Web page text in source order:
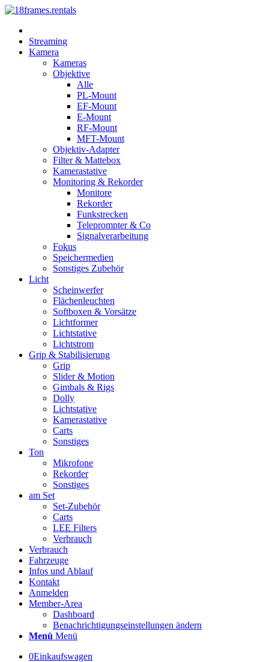
Streaming
Kamera
Kameras
Objektive
Alle
PL-Mount
EF-Mount
E-Mount
RF-Mount
MFT-Mount
Objektiv-Adapter
Filter & Mattebox
Kamerastative
Monitoring & Rekorder
Monitore
Rekorder
Funkstrecken
Teleprompter & Co
Signalverarbeitung
Fokus
Speichermedien
Sonstiges Zubehör
Licht
Scheinwerfer
Flächenleuchten
Softboxen & Vorsätze
Lichtformer
Lichtstative
Lichtstrom
Grip & Stabilisierung
Grip
Slider & Motion
Gimbals & Rigs
Dolly
Lichtstative
Kamerastative
Carts
Sonstiges
Ton
Mikrofone
Rekorder
Sonstiges
am Set
Set-Zubehör
Carts
LEE Filters
Verbrauch
Verbrauch
Fahrzeuge
Infos und Ablauf
Kontakt
Anmelden
Member-Area
Dashboard
Benachrichtigungseinstellungen ändern
Menü Menü
0Einkaufswagen